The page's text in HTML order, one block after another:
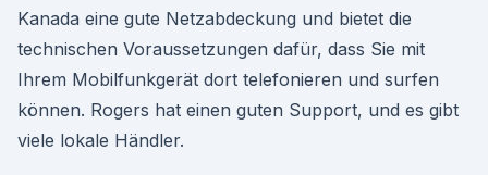
Kanada eine gute Netzabdeckung und bietet die
technischen Voraussetzungen dafür, dass Sie mit
Ihrem Mobilfunkgerät dort telefonieren und surfen
können. Rogers hat einen guten Support, und es gibt
viele lokale Händler.